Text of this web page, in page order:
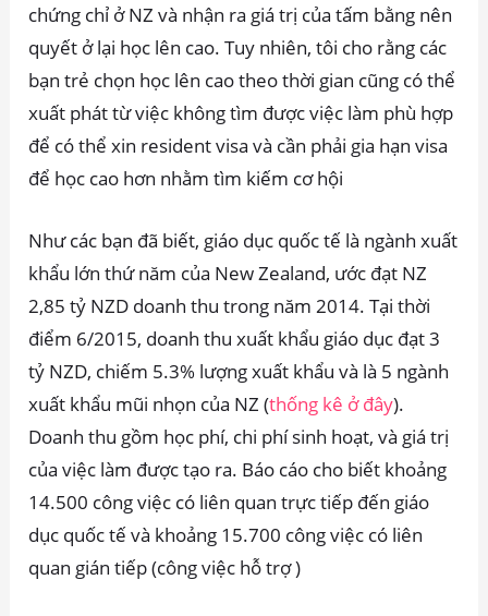
chứng chỉ ở NZ và nhận ra giá trị của tấm bằng nên
quyết ở lại học lên cao. Tuy nhiên, tôi cho rằng các
bạn trẻ chọn học lên cao theo thời gian cũng có thể
xuất phát từ việc không tìm được việc làm phù hợp
để có thể xin resident visa và cần phải gia hạn visa
để học cao hơn nhằm tìm kiếm cơ hội
Như các bạn đã biết, giáo dục quốc tế là ngành xuất
khẩu lớn thứ năm của New Zealand, ước đạt NZ
2,85 tỷ NZD doanh thu trong năm 2014. Tại thời
điểm 6/2015, doanh thu xuất khẩu giáo dục đạt 3
tỷ NZD, chiếm 5.3% lượng xuất khẩu và là 5 ngành
xuất khẩu mũi nhọn của NZ (thống kê ở đây).
Doanh thu gồm học phí, chi phí sinh hoạt, và giá trị
của việc làm được tạo ra. Báo cáo cho biết khoảng
14.500 công việc có liên quan trực tiếp đến giáo
dục quốc tế và khoảng 15.700 công việc có liên
quan gián tiếp (công việc hỗ trợ )